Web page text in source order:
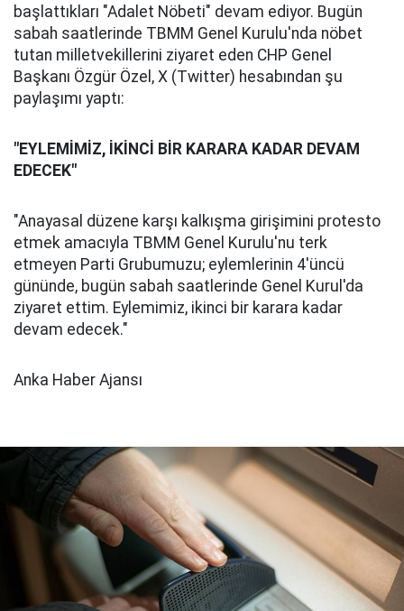
başlattıkları "Adalet Nöbeti" devam ediyor. Bugün
sabah saatlerinde TBMM Genel Kurulu'nda nöbet
tutan milletvekillerini ziyaret eden CHP Genel
Başkanı Özgür Özel, X (Twitter) hesabından şu
paylaşımı yaptı:
"EYLEMİMİZ, İKİNCİ BİR KARARA KADAR DEVAM
EDECEK"
"Anayasal düzene karşı kalkışma girişimini protesto
etmek amacıyla TBMM Genel Kurulu'nu terk
etmeyen Parti Grubumuzu; eylemlerinin 4'üncü
gününde, bugün sabah saatlerinde Genel Kurul'da
ziyaret ettim. Eylemimiz, ikinci bir karara kadar
devam edecek."
Anka Haber Ajansı